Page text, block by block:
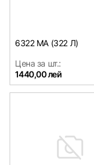
6322 MA (322 Л)
Цена за шт.:
1440,00 лей